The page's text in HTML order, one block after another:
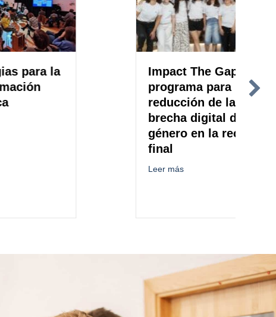
la
para la transformación sistémica
Impact The Gap,
programa para la
reducción de la
brecha digital de
género en la recta
about Impact The Gap,